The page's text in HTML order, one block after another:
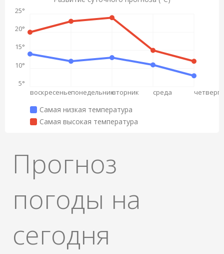
воскресеньепонедельниквторник среда четверг
5°
10°
15°
20°
25°
Самая низкая температура
Самая высокая температура
Прогноз
погоды на
сегодня